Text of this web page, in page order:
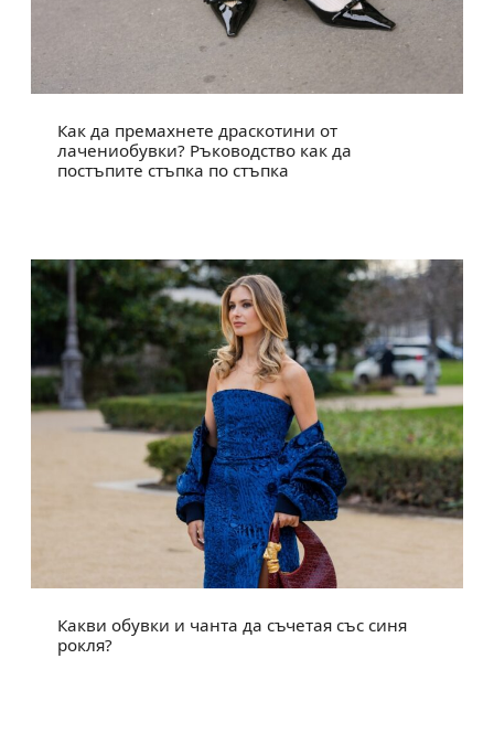
Как да премахнете драскотини от
лачениобувки? Ръководство как да
постъпите стъпка по стъпка
Какви обувки и чанта да съчетая със синя
рокля?